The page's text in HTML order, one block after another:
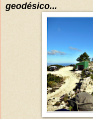
geodésico...